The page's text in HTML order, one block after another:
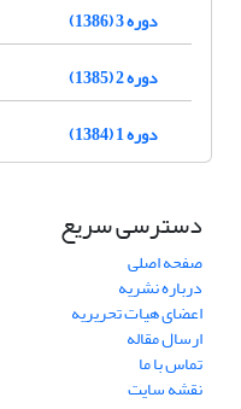
دوره 3 (1386)
دوره 2 (1385)
دوره 1 (1384)
دسترسی سریع
صفحه اصلی
درباره نشریه
اعضای هیات تحریریه
ارسال مقاله
تماس با ما
نقشه سایت